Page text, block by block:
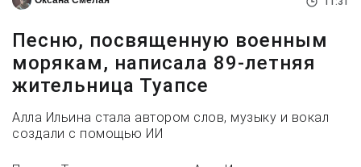
Песню, посвященную военным
морякам, написала 89-летняя
жительница Туапсе
Алла Ильина стала автором слов, музыку и вокал
создали с помощью ИИ